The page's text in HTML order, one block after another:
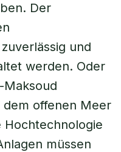
Der
und
werden. Oder
Maksoud
dem offenen Meer
müssen